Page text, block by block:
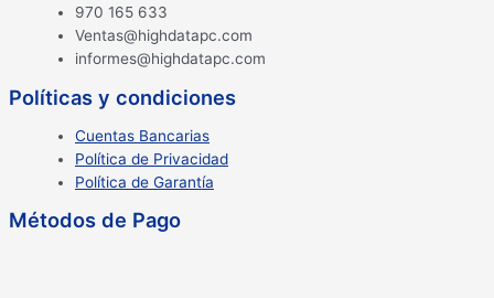
970 165 633
Ventas@highdatapc.com
informes@highdatapc.com
Políticas y condiciones
Cuentas Bancarias
Política de Privacidad
Política de Garantía
Métodos de Pago